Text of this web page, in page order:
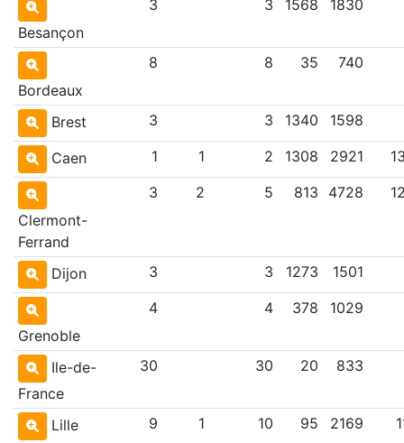
Besançon
3 3 1568 1830
Bordeaux
8 8 35 740
Brest 3 3 1340 1598
Caen 1 1 2 1308 2921
Clermont-
Ferrand
3 2 5 813 4728
Dijon 3 3 1273 1501
Grenoble
4 4 378 1029
Ile-de-
France
30 30 20 833
Lille 9 1 10 95 2169